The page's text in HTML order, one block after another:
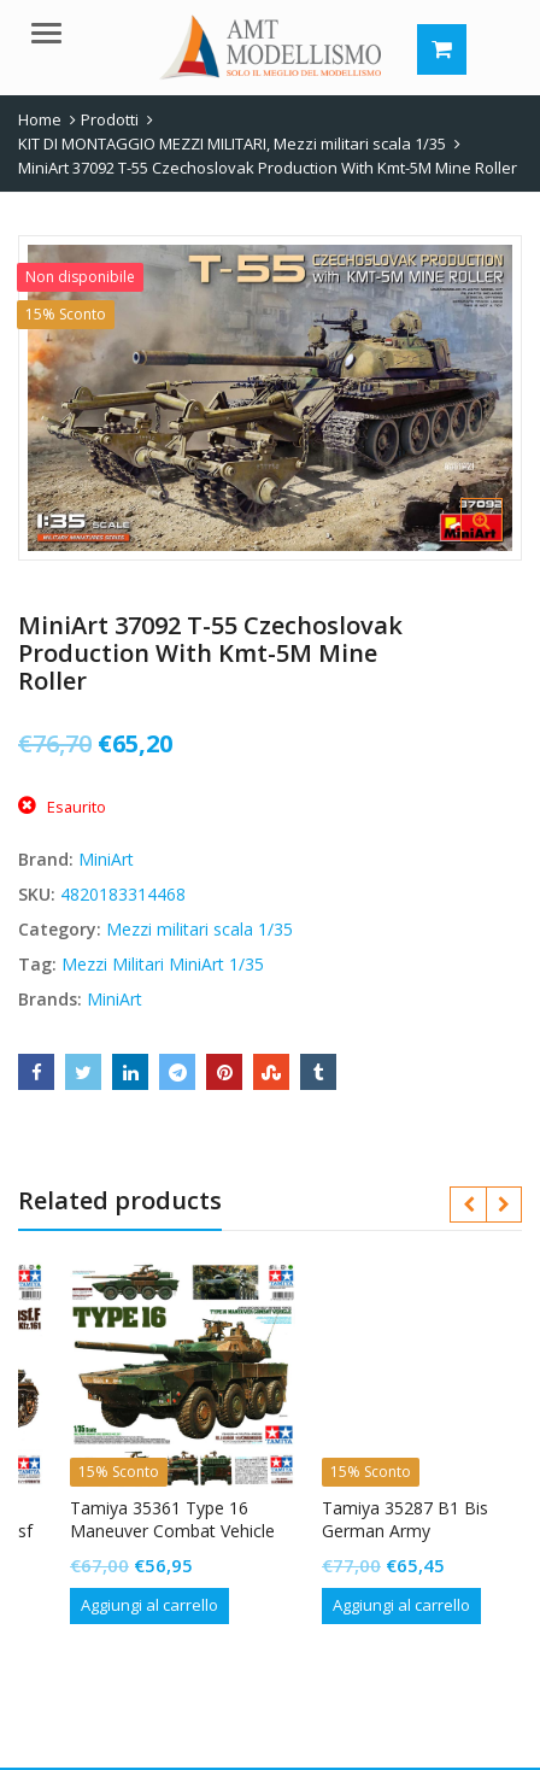
Menu
Home
Prodotti
KIT DI MONTAGGIO MEZZI MILITARI,Mezzi militari scala 1/35
MiniArt 37092 T-55 Czechoslovak Production With Kmt-5M Mine Roller
Non disponibile
15% Sconto
MiniArt 37092 T-55 Czechoslovak
Production With Kmt-5M Mine
Roller
€76,70 Il
originale
era:
€76,70.
€65,20Il
€65,20.
Esaurito
Brand: MiniArt
SKU: 4820183314468
Category: Mezzi militari scala 1/35
Tag: Mezzi Militari MiniArt 1/35
Brands: MiniArt
Related products
15% Sconto
Tamiya 35361 Type 16
Maneuver Combat Vehicle
67,00Il
prezzo
originale
€56,95Il
prezzo
attuale
Aggiungi al carrello
15% Sconto
Tamiya 35287 B1 Bis
German Army
77,00Il
prezzo
originale
€65,45Il
prezzo
attuale
Aggiungi al carrello